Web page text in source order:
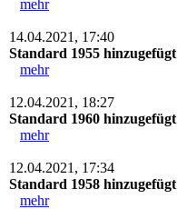
mehr
14.04.2021, 17:40
Standard 1955 hinzugefügt
mehr
12.04.2021, 18:27
Standard 1960 hinzugefügt
mehr
12.04.2021, 17:34
Standard 1958 hinzugefügt
mehr